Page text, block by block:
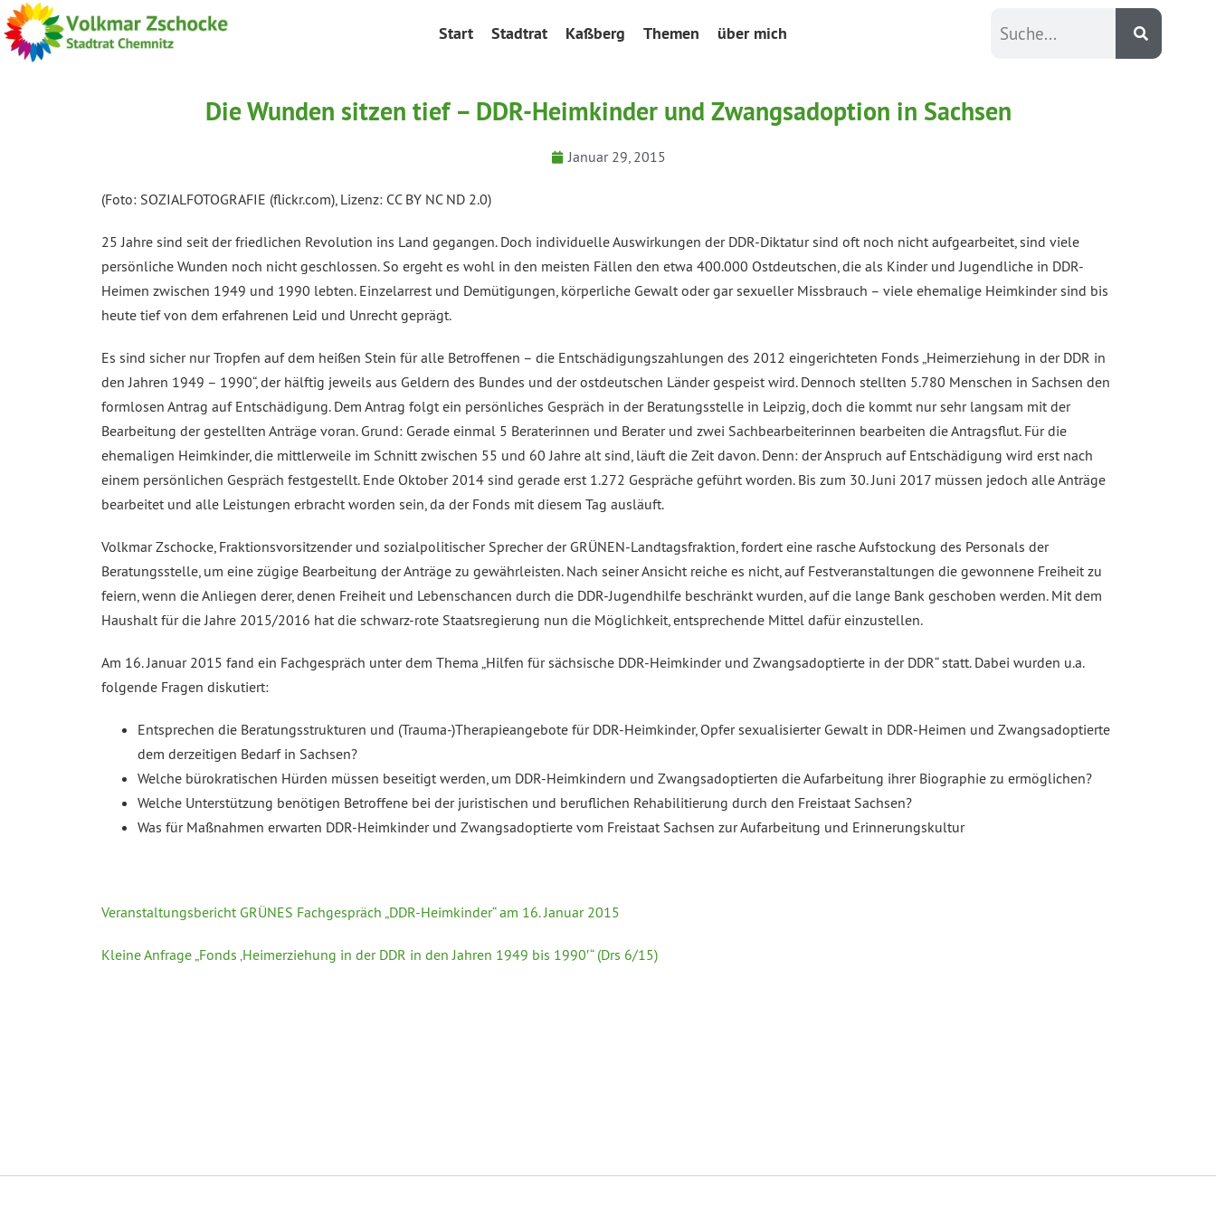
Start Stadtrat Kaßberg Themen über mich
Die Wunden sitzen tief – DDR-Heimkinder und Zwangsadoption in Sachsen
Januar 29, 2015
(Foto: SOZIALFOTOGRAFIE (flickr.com), Lizenz: CC BY NC ND 2.0)
25 Jahre sind seit der friedlichen Revolution ins Land gegangen. Doch individuelle Auswirkungen der DDR-Diktatur sind oft noch nicht aufgearbeitet, sind viele
persönliche Wunden noch nicht geschlossen. So ergeht es wohl in den meisten Fällen den etwa 400.000 Ostdeutschen, die als Kinder und Jugendliche in DDR-
Heimen zwischen 1949 und 1990 lebten. Einzelarrest und Demütigungen, körperliche Gewalt oder gar sexueller Missbrauch – viele ehemalige Heimkinder sind bis
heute tief von dem erfahrenen Leid und Unrecht geprägt.
Es sind sicher nur Tropfen auf dem heißen Stein für alle Betroffenen – die Entschädigungszahlungen des 2012 eingerichteten Fonds „Heimerziehung in der DDR in
den Jahren 1949 – 1990“, der hälftig jeweils aus Geldern des Bundes und der ostdeutschen Länder gespeist wird. Dennoch stellten 5.780 Menschen in Sachsen den
formlosen Antrag auf Entschädigung. Dem Antrag folgt ein persönliches Gespräch in der Beratungsstelle in Leipzig, doch die kommt nur sehr langsam mit der
Bearbeitung der gestellten Anträge voran. Grund: Gerade einmal 5 Beraterinnen und Berater und zwei Sachbearbeiterinnen bearbeiten die Antragsflut. Für die
ehemaligen Heimkinder, die mittlerweile im Schnitt zwischen 55 und 60 Jahre alt sind, läuft die Zeit davon. Denn: der Anspruch auf Entschädigung wird erst nach
einem persönlichen Gespräch festgestellt. Ende Oktober 2014 sind gerade erst 1.272 Gespräche geführt worden. Bis zum 30. Juni 2017 müssen jedoch alle Anträge
bearbeitet und alle Leistungen erbracht worden sein, da der Fonds mit diesem Tag ausläuft.
Volkmar Zschocke, Fraktionsvorsitzender und sozialpolitischer Sprecher der GRÜNEN-Landtagsfraktion, fordert eine rasche Aufstockung des Personals der
Beratungsstelle, um eine zügige Bearbeitung der Anträge zu gewährleisten. Nach seiner Ansicht reiche es nicht, auf Festveranstaltungen die gewonnene Freiheit zu
feiern, wenn die Anliegen derer, denen Freiheit und Lebenschancen durch die DDR-Jugendhilfe beschränkt wurden, auf die lange Bank geschoben werden. Mit dem
Haushalt für die Jahre 2015/2016 hat die schwarz-rote Staatsregierung nun die Möglichkeit, entsprechende Mittel dafür einzustellen.
Am 16. Januar 2015 fand ein Fachgespräch unter dem Thema „Hilfen für sächsische DDR-Heimkinder und Zwangsadoptierte in der DDR“ statt. Dabei wurden u.a.
folgende Fragen diskutiert:
Entsprechen die Beratungsstrukturen und (Trauma-)Therapieangebote für DDR-Heimkinder, Opfer sexualisierter Gewalt in DDR-Heimen und Zwangsadoptierte
dem derzeitigen Bedarf in Sachsen?
Welche bürokratischen Hürden müssen beseitigt werden, um DDR-Heimkindern und Zwangsadoptierten die Aufarbeitung ihrer Biographie zu ermöglichen?
Welche Unterstützung benötigen Betroffene bei der juristischen und beruflichen Rehabilitierung durch den Freistaat Sachsen?
Was für Maßnahmen erwarten DDR-Heimkinder und Zwangsadoptierte vom Freistaat Sachsen zur Aufarbeitung und Erinnerungskultur
Veranstaltungsbericht GRÜNES Fachgespräch „DDR-Heimkinder“ am 16. Januar 2015
Kleine Anfrage „Fonds ‚Heimerziehung in der DDR in den Jahren 1949 bis 1990′“ (Drs 6/15)